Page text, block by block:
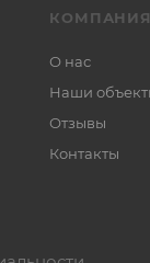
КОМПАНИЯ
О нас
Наши
Отзывы
Контакты